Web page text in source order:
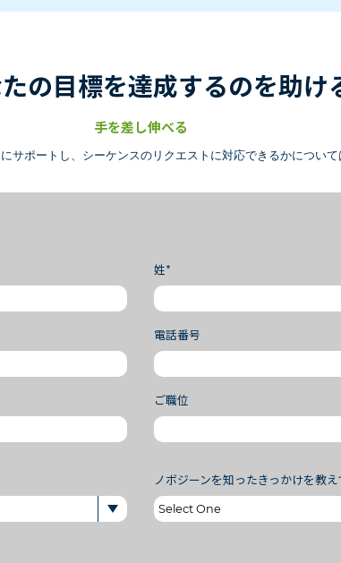
の目標を達成するのを助け
手を差し伸べる
サポートし、シーケンスのリクエストに対応できるかについて
姓*
電話番号
ご職位
ノボジーンを知ったきっかけを教え